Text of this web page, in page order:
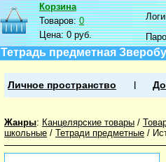
Корзина
Товаров:0
Цена:0 руб.
Тетрадь предметная
Личное пространство
Жанры: Канцелярские товары /
школьные / Тетради предметные /